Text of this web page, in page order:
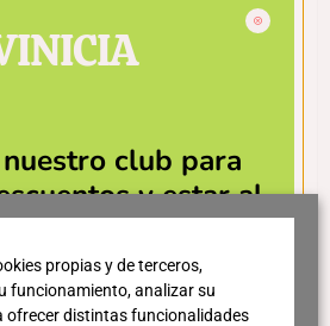
Vermut Lustau Blanco
15,35€
propias y de terceros,
funcionamiento, analizar su
ofrecer distintas funcionalidades
nuestro club para
y estar al
novedades!